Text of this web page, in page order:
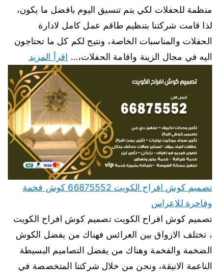
منظمة للحفلات لكي يتم تنسيق اليوم بافضل ما يكون،
لذا قامت شركتنا بتنظيم طاقم عمل كامل لادارة
الحفلات والمناسبات الخاصة، ونتيح لكم كل ما تحتاجون
اليه في مجال الزينة واقامة الحفلات،… اقرأ المزيد
تصميم كوش افراح الكويت 66875552 كوش فخمة
وفاخرة للاعراس
تصميم كوش افراح الكويت تصميم كوش افراح الكويت
، تختلف الازواق بين العرائس فهناك من يفضل الكوش
الضخمة والفخمة وهناك من يفضل التصاميم البسيطة
الناعمة الانيقة، ونحن من خلال شركتنا المتخصصة في